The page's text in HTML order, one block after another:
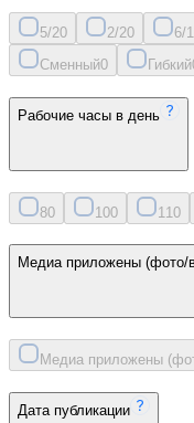
5/20 2/20 6/1
Сменный0 Гибкий
Рабочие часы в день
80 100 11 0
Медиа приложены (фото/
Медиа приложены
Дата публикации